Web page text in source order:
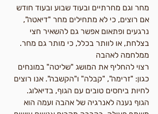
מחר וגם מחרתיים ובעוד שבוע ובעוד חודש
אם רוצים, כי לא מתחילים מחר "דיאטה",
נרגעים ופתאום אפשר גם להשאיר חצי
בצלחת, או לוותר בכלל, כי מותר גם מחר.
ממלחמה לאהבה
רצוי להחליף את המושג "שליטה" במונחים
כגון: "זרימה", "קבלה" ו"הקשבה". אנו רוצים
לחיות ביחסים טובים עם הגוף, בדיאלוג.
הגוף נענה לאנרגיה של אהבה ועמה הוא